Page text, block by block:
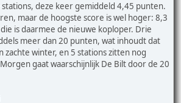
deze keer gemiddeld 4,45 punten.
maar de hoogste score is wel hoger: 8,3
is daarmee de nieuwe koploper. Drie
meer dan 20 punten, wat inhoudt dat
zachte winter, en 5 stations zitten nog
gaat waarschijnlijk De Bilt door de 20